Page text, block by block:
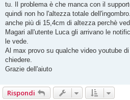
tu. Il problema è che manca con il
quindi non ho l'altezza totale
anche più di 15,4cm di altezza perchè
Magari all'utente Luca gli arrivano le
le vede.
Al max provo su qualche video youtube
chiedere.
Grazie dell'aiuto
Rispondi